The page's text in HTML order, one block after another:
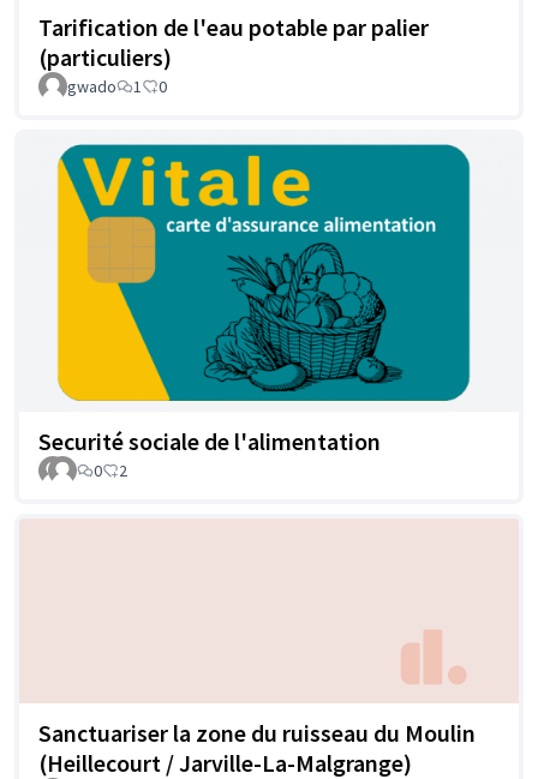
Tarification de l'eau potable par palier
(particuliers)
gwado 1 0
Securité sociale de l'alimentation
0 2
Sanctuariser la zone du ruisseau du Moulin
(Heillecourt / Jarville-La-Malgrange)